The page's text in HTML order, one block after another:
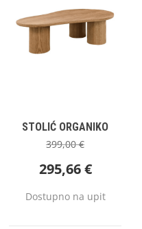
STOLIĆ ORGANIKO
399,00€
295,66€
Dostupno na upit